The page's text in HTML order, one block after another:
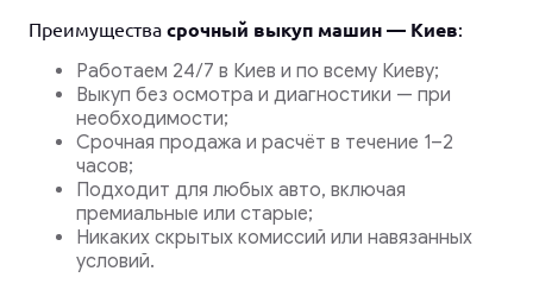
Преимуществасрочный выкуп машин — Киев:
Работаем 24/7 в Киев и по всему Киеву;
Выкуп без осмотра и диагностики — при
необходимости;
Срочная продажа и расчёт в течение 1–2
часов;
Подходит для любых авто, включая
премиальные или старые;
Никаких скрытых комиссий или навязанных
условий.